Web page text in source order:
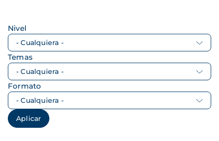
Nivel
Temas
Formato